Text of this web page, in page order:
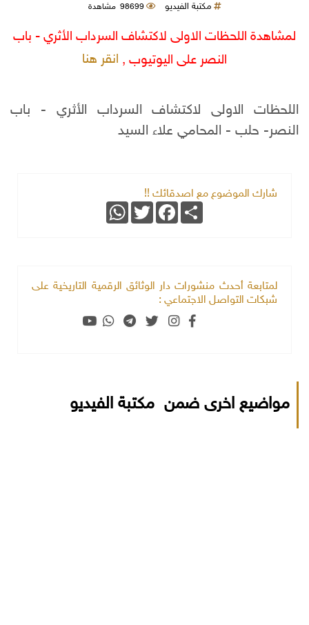
مكتبة الفيديو 98699 مشاهدة
لمشاهدة اللحظات الاولى لاكتشاف السرداب الأثري - باب
النصر على اليوتيوب , انقر هنا
اللحظات الاولى لاكتشاف السرداب الأثري - باب
النصر- حلب - المحامي علاء السيد
شارك الموضوع مع اصدقائك !!
Share
Facebook
Twitter
WhatsApp
لمتابعة أحدث منشورات دار الوثائق الرقمية التاريخية على
شبكات التواصل الاجتماعي :
مواضيع اخرى ضمن مكتبة الفيديو